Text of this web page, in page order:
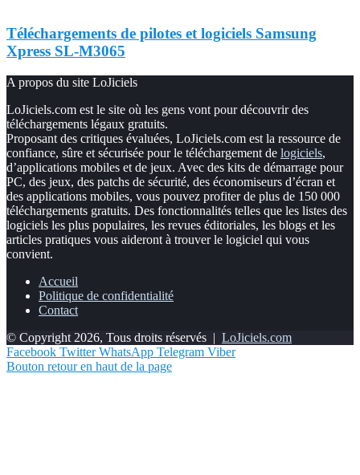
Téléchargements de pilotes et logiciels Samsung
Xpress SL-M3065
A propos du site LoJiciels
LoJiciels.com est le site où les gens vont pour découvrir des
téléchargements légaux gratuits.
Proposant des critiques évaluées, LoJiciels.com est la ressource de
confiance, sûre et sécurisée pour le téléchargement de logiciels,
d’applications mobiles et de jeux. Avec des kits de démarrage pour
PC, des jeux, des patchs de sécurité, des économiseurs d’écran et
des applications mobiles, vous pouvez profiter de plus de 150 000
téléchargements gratuits. Des fonctionnalités telles que les listes des
logiciels les plus populaires, les revues éditoriales, les blogs et les
articles pratiques vous aideront à trouver le logiciel qui vous
convient.
Accueil
Politique de confidentialité
Contact
© Copyright 2026, Tous droits réservés | LoJiciels.com
Facebook Twitter WhatsApp Telegram Viber
Bouton retour en haut de la page